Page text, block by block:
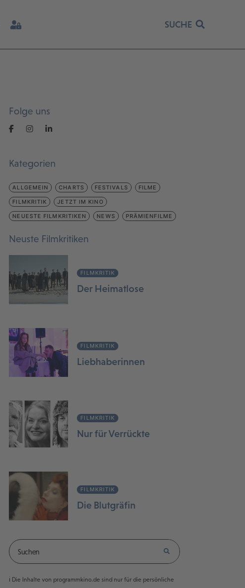
SUCHE
Folge uns
Kategorien
ALLGEMEIN CHARTS FESTIVALS FILME
FILMKRITIK JETZT IM KINO
NEUESTE FILMKRITIKEN NEWS PRÄMIENFILME
Neuste Filmkritiken
FILMKRITIK
Der Heimatlose
FILMKRITIK
Liebhaberinnen
FILMKRITIK
Nur für Verrückte
FILMKRITIK
Die Blutgräfin
ℹ️ Die Inhalte von programmkino.de sind nur für die persönliche